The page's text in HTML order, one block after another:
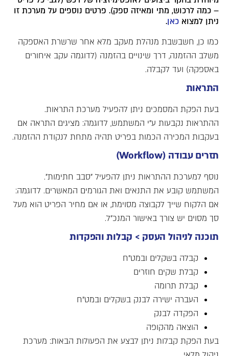
– כמה לרכוש, מתי ומאיזה ספק). פרטים נוספים על מערכת זו
ניתן למצוא כאן.
כמו כן, חשבשבת מנהלת מעקב מלא אחר שרשרת האספקה
משלב ההזמנה, דרך שינויים בהזמנה (לדוגמה עקב איחורים
באספקה) ועד לקבלה.
התראות
בעת הפקת המסמכים ניתן להפעיל מערכת התראות.
ההתראות נקבעות ע"י המשתמש, לדוגמה: מציגים התראה אם
בעקבות המכירה הכמות בפריט תהיה מתחת לנקודת ההזמנה.
תזרים עבודה (Workflow)
נוסף למערכת ההתראות ניתן להפעיל "סבב חתימות".
המשתמש קובע את התנאים ואת הגורמים המאשרים. לדוגמה:
אם הלקוח שייך לקבוצה מסוימת, או אם מחיר הפריט הוא מעל
סך מסוים יש צורך באישור המנכ"ל.
תוכנה לניהול העסק > קבלות והפקדות
קבלה בשקלים ובמט"ח
קבלת שקים חוזרים
קבלת תרומה
העברה ישירה לבנק בשקלים ובמט"ח
הפקדה לבנק
הוצאה מהקופה
בעת הפקת קבלות ניתן לבצע את הפעולות הבאות: מערכת